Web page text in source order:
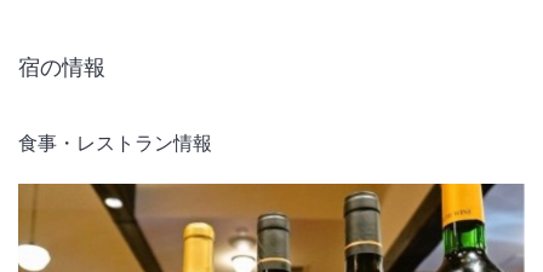
宿の情報
食事・レストラン情報